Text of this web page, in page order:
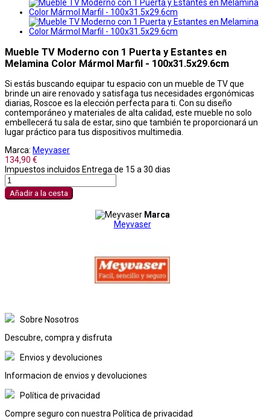
Mueble TV Moderno con 1 Puerta y Estantes en
Melamina Color Mármol Marfil - 100x31.5x29.6cm
Si estás buscando equipar tu espacio con un mueble de TV que
brinde un aire renovado y satisfaga tus necesidades ergonómicas
diarias, Roscoe es la elección perfecta para ti. Con su diseño
contemporáneo y materiales de alta calidad, este mueble no solo
embellecerá tu sala de estar, sino que también te proporcionará un
lugar práctico para tus dispositivos multimedia.
Marca: Meyvaser
134,90 €
Impuestos incluidos Entrega de 15 a 30 dias
Añadir a la cesta
Marca
Meyvaser
Sobre Nosotros
Descubre, compra y disfruta
Envios y devoluciones
Informacion de envios y devoluciones
Política de privacidad
Compre seguro con nuestra Política de privacidad